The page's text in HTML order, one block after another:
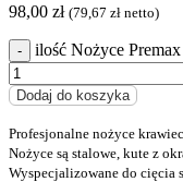
98,00 zł (79,67 zł netto)
ilość Nożyce
Dodaj do koszyka
Profesjonalne nożyce
Nożyce są stalowe, kute z
Wyspecjalizowane do cięcia